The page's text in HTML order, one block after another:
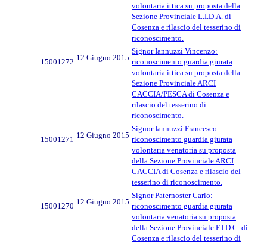
volontaria ittica su proposta della
Sezione Provinciale L.I.D.A. di
Cosenza e rilascio del tesserino di
riconoscimento.
15001272 12 Giugno 2015
Signor Iannuzzi Vincenzo:
riconoscimento guardia giurata
volontaria ittica su proposta della
Sezione Provinciale ARCI
CACCIA/PESCA di Cosenza e
rilascio del tesserino di
riconoscimento.
15001271 12 Giugno 2015
Signor Iannuzzi Francesco:
riconoscimento guardia giurata
volontaria venatoria su proposta
della Sezione Provinciale ARCI
CACCIA di Cosenza e rilascio del
tesserino di riconoscimento.
15001270 12 Giugno 2015
Signor Paternoster Carlo:
riconoscimento guardia giurata
volontaria venatoria su proposta
della Sezione Provinciale F.I.D.C. di
Cosenza e rilascio del tesserino di